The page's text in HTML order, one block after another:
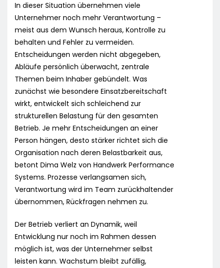
In dieser Situation übernehmen viele
Unternehmer noch mehr Verantwortung –
meist aus dem Wunsch heraus, Kontrolle zu
behalten und Fehler zu vermeiden.
Entscheidungen werden nicht abgegeben,
Abläufe persönlich überwacht, zentrale
Themen beim Inhaber gebündelt. Was
zunächst wie besondere Einsatzbereitschaft
wirkt, entwickelt sich schleichend zur
strukturellen Belastung für den gesamten
Betrieb. Je mehr Entscheidungen an einer
Person hängen, desto stärker richtet sich die
Organisation nach deren Belastbarkeit aus,
betont Dima Welz von Handwerk Performance
Systems. Prozesse verlangsamen sich,
Verantwortung wird im Team zurückhaltender
übernommen, Rückfragen nehmen zu.
Der Betrieb verliert an Dynamik, weil
Entwicklung nur noch im Rahmen dessen
möglich ist, was der Unternehmer selbst
leisten kann. Wachstum bleibt zufällig,